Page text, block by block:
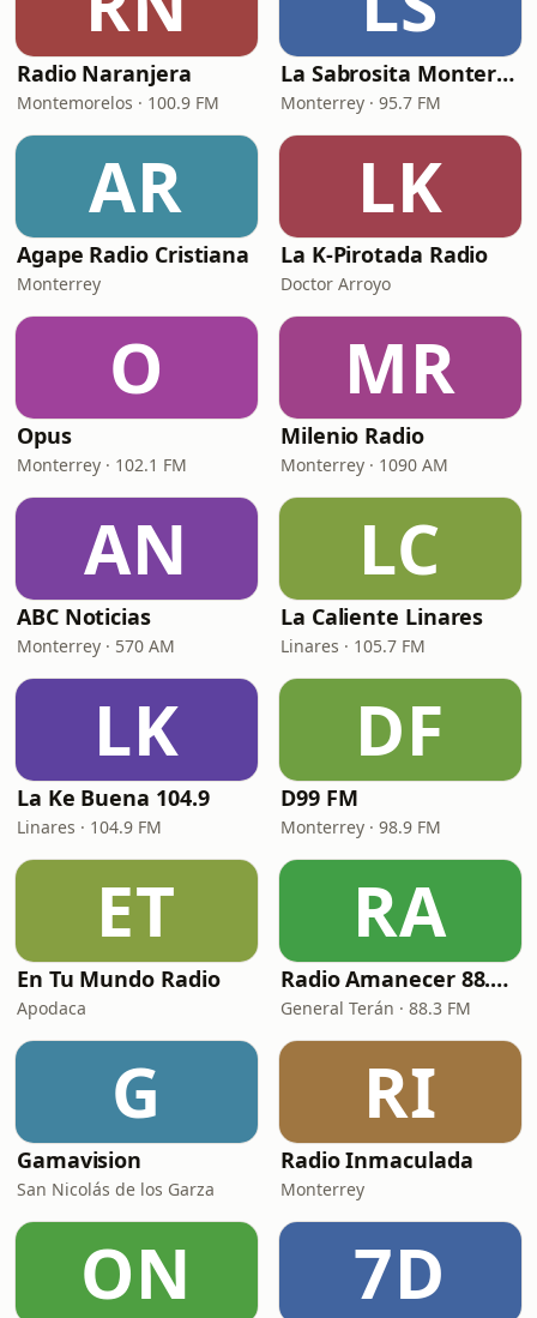
Radio Naranjera
Montemorelos · 100.9 FM
La Sabrosita Monterrey
Monterrey · 95.7 FM
AR
Agape Radio Cristiana
Monterrey
LK
La K-Pirotada Radio
Doctor Arroyo
O
Opus
Monterrey · 102.1 FM
MR
Milenio Radio
Monterrey · 1090 AM
AN
ABC Noticias
Monterrey · 570 AM
LC
La Caliente Linares
Linares · 105.7 FM
LK
La Ke Buena 104.9
Linares · 104.9 FM
DF
D99 FM
Monterrey · 98.9 FM
ET
En Tu Mundo Radio
Apodaca
RA
Radio Amanecer 88.3 FM
General Terán · 88.3 FM
G
Gamavision
San Nicolás de los Garza
RI
Radio Inmaculada
Monterrey
ON 7D